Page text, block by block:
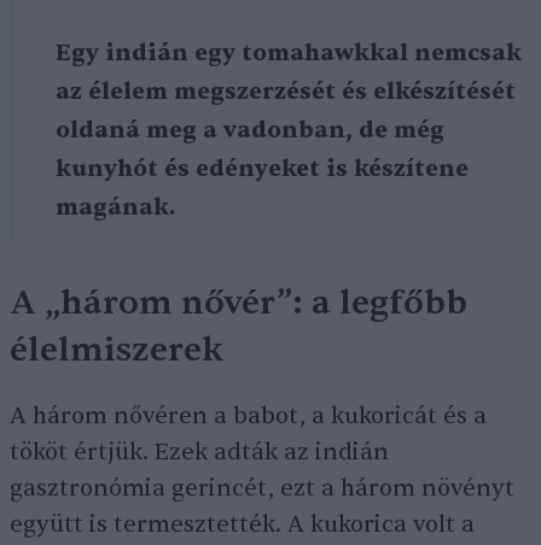
Egy indián egy tomahawkkal nemcsak
az élelem megszerzését és elkészítését
oldaná meg a vadonban, de még
kunyhót és edényeket is készítene
magának.
A „három nővér”: a legfőbb
élelmiszerek
A három nővéren a babot, a kukoricát és a
tököt értjük. Ezek adták az indián
gasztronómia gerincét, ezt a három növényt
együtt is termesztették. A kukorica volt a